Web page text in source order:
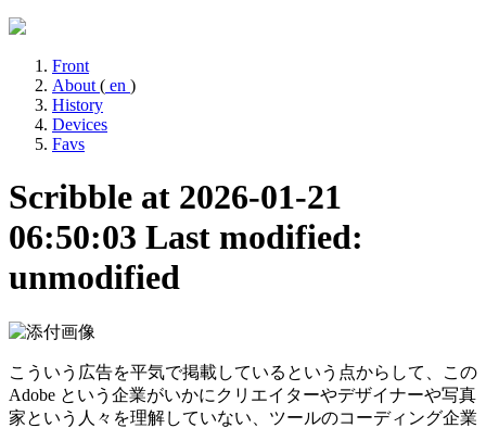
Front
About ( en )
History
Devices
Favs
Scribble at 2026-01-21
06:50:03 Last modified:
unmodified
こういう広告を平気で掲載しているという点からして、この
Adobe という企業がいかにクリエイターやデザイナーや写真
家という人々を理解していない、ツールのコーディング企業